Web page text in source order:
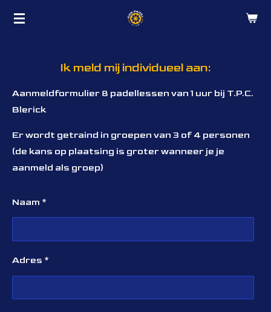
Ga
Ik meld mij individueel aan:
Aanmeldformulier 8 padellessen van 1 uur bij T.P.C.
Blerick
Er wordt getraind in groepen van 3 of 4 personen
(de kans op plaatsing is groter wanneer je je
aanmeld als groep)
Naam *
Adres *